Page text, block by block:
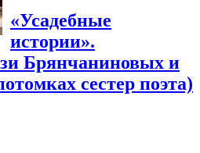
«Усадебные
истории».
Брянчаниновых и
сестер поэта)